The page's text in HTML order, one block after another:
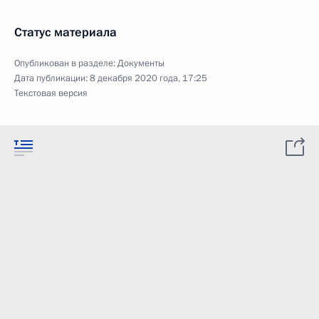
Статус материала
Опубликован в разделе:Документы
Дата публикации:8 декабря 2020 года, 17:25
Текстовая версия